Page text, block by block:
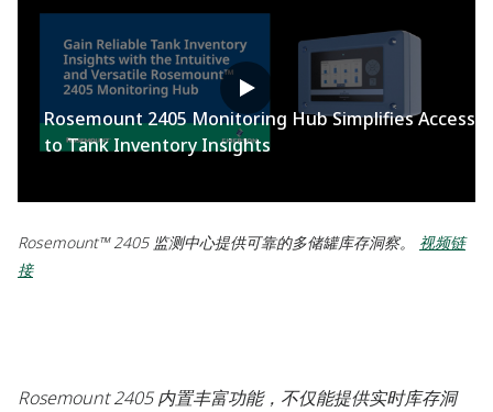
Rosemount 2405 Monitoring Hub Simplifies Access
to Tank Inventory Insights
Rosemount™ 2405 监测中心提供可靠的多储罐库存洞察。 视频链
接
Rosemount 2405 内置丰富功能，不仅能提供实时库存洞